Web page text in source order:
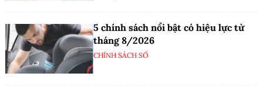
5 chính sách nổi bật có hiệu lực từ
tháng 8/2026
CHÍNH SÁCH SỐ